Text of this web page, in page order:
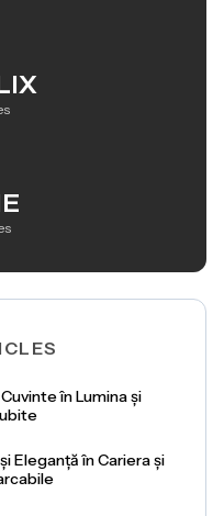
în Lumina și
Eleganță în Cariera și